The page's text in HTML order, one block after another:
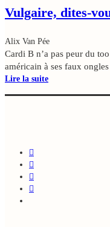
Vulgaire, dites-
Alix Van Pée
Cardi B n’a pas peur du
américain à ses faux
Lire la suite